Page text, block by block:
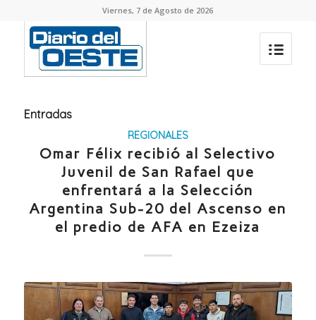
Viernes, 7 de Agosto de 2026
Entradas
REGIONALES
Omar Félix recibió al Selectivo
Juvenil de San Rafael que
enfrentará a la Selección
Argentina Sub-20 del Ascenso en
el predio de AFA en Ezeiza